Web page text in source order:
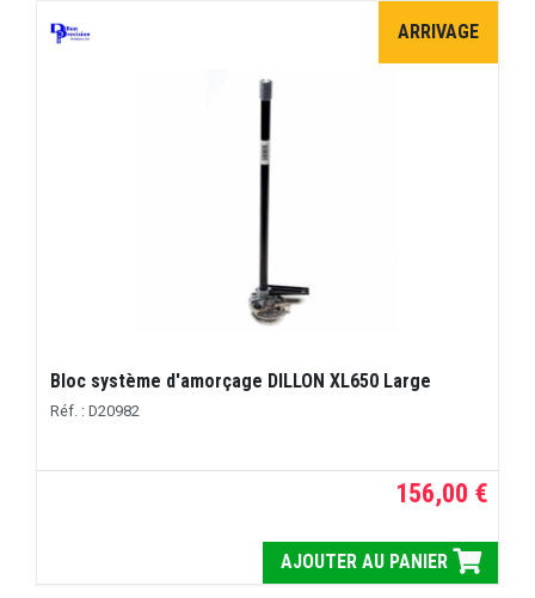
ARRIVAGE
Bloc système d'amorçage DILLON XL650 Large
Réf. : D20982
156,00 €
AJOUTER AU PANIER